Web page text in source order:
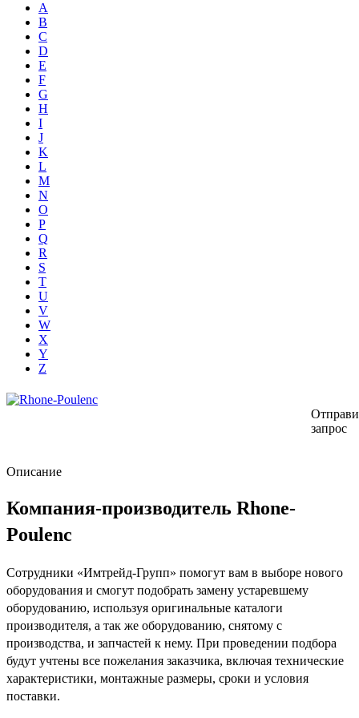
A
B
C
D
E
F
G
H
I
J
K
L
M
N
O
P
Q
R
S
T
U
V
W
X
Y
Z
запрос
Описание
Компания-производитель Rhone-
Poulenc
Сотрудники «Имтрейд-Групп» помогут вам в выборе нового
оборудования и смогут подобрать замену устаревшему
оборудованию, используя оригинальные каталоги
производителя, а так же оборудованию, снятому с
производства, и запчастей к нему. При проведении подбора
будут учтены все пожелания заказчика, включая технические
характеристики, монтажные размеры, сроки и условия
поставки.